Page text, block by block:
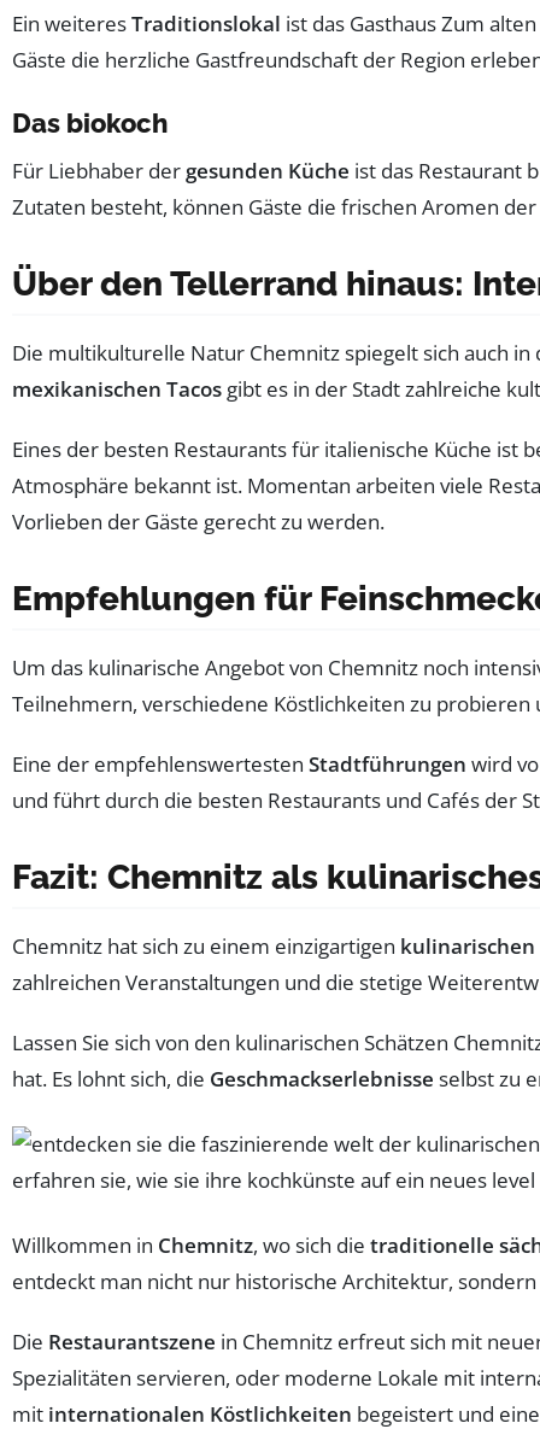
Ein weiteresTraditionslokal ist das Gasthaus Zum
Gäste die herzliche Gastfreundschaft der Region
Das biokoch
Für Liebhaber der gesunden Küche ist das Restaurant
Zutaten besteht, können Gäste die frischen Aromen
Über den Tellerrand hinaus:
Die multikulturelle Natur Chemnitz spiegelt sich auch
mexikanischen Tacos gibt es in der Stadt zahlreiche
Eines der besten Restaurants für italienische Küche ist
Atmosphäre bekannt ist. Momentan arbeiten viele
Vorlieben der Gäste gerecht zu werden.
Empfehlungen für
Um das kulinarische Angebot von Chemnitz noch
Teilnehmern, verschiedene Köstlichkeiten zu
Eine der empfehlenswertesten Stadtführungen wird
und führt durch die besten Restaurants und Cafés der
Fazit: Chemnitz als
Chemnitz hat sich zu einem einzigartigen kulinarischen
zahlreichen Veranstaltungen und die stetige
Lassen Sie sich von den kulinarischen Schätzen
hat. Es lohnt sich, die Geschmackserlebnisse selbst zu
Willkommen in Chemnitz, wo sich die traditionelle
entdeckt man nicht nur historische Architektur,
Die Restaurantszene in Chemnitz erfreut sich mit
Spezialitäten servieren, oder moderne Lokale mit
mit internationalen Köstlichkeiten begeistert und